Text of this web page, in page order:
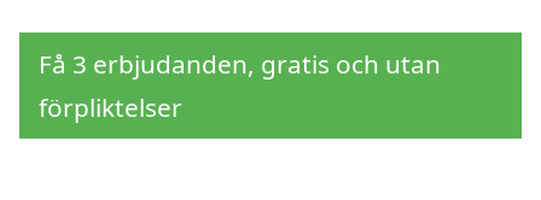
Få 3 erbjudanden, gratis och utan
förpliktelser